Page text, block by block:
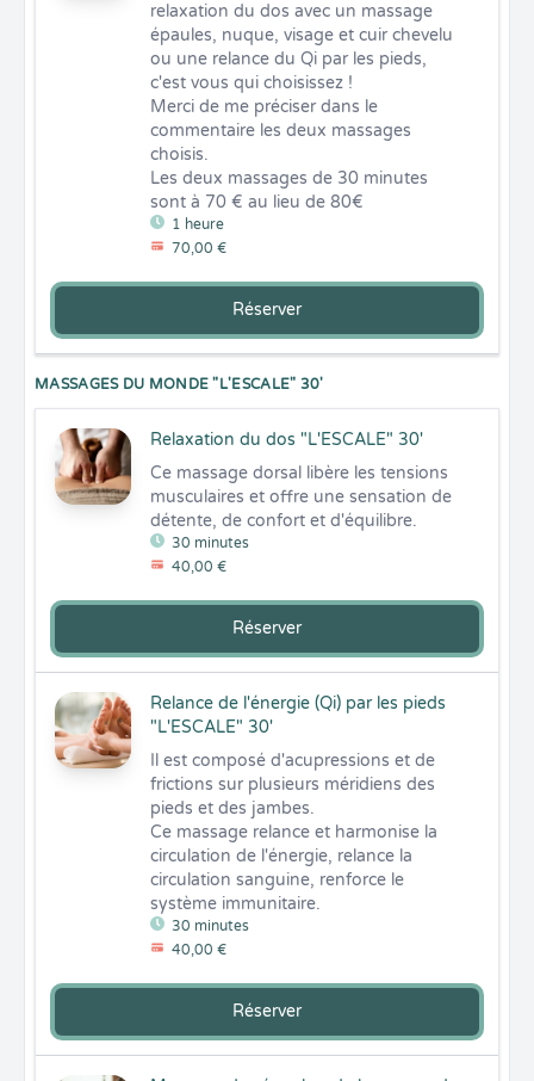
1 heure
70,00 €
relaxation du dos avec un massage
épaules, nuque, visage et cuir chevelu
ou une relance du Qi par les pieds,
c'est vous qui choisissez !
Merci de me préciser dans le
commentaire les deux massages
choisis.
Les deux massages de 30 minutes
sont à 70 € au lieu de 80€
Réserver
MASSAGES DU MONDE "L'ESCALE" 30'
Relaxation du dos "L'ESCALE" 30'
30 minutes
40,00 €
Ce massage dorsal libère les tensions
musculaires et offre une sensation de
détente, de confort et d'équilibre.
Réserver
Relance de l'énergie (Qi) par les pieds
"L'ESCALE" 30'
30 minutes
40,00 €
Il est composé d'acupressions et de
frictions sur plusieurs méridiens des
pieds et des jambes.
Ce massage relance et harmonise la
circulation de l'énergie, relance la
circulation sanguine, renforce le
système immunitaire.
Réserver